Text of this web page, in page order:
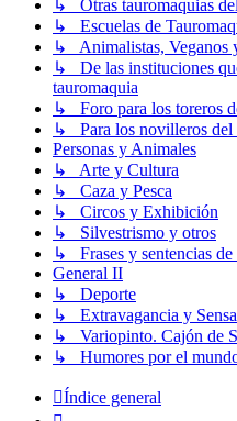
↳ Otras tauromaquias
↳ Escuelas de
↳ Animalistas, Veganos
↳ De las instituciones
tauromaquia
↳ Foro para los toreros
↳ Para los novilleros del
Personas y Animales
↳ Arte y Cultura
↳ Caza y Pesca
↳ Circos y Exhibición
↳ Silvestrismo y otros
↳ Frases y sentencias de
General II
↳ Deporte
↳ Extravagancia y
↳ Variopinto. Cajón de
↳ Humores por el
Índice general